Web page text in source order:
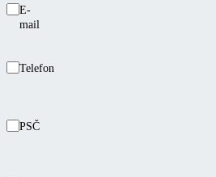
E-
mail
Telefon
PSČ